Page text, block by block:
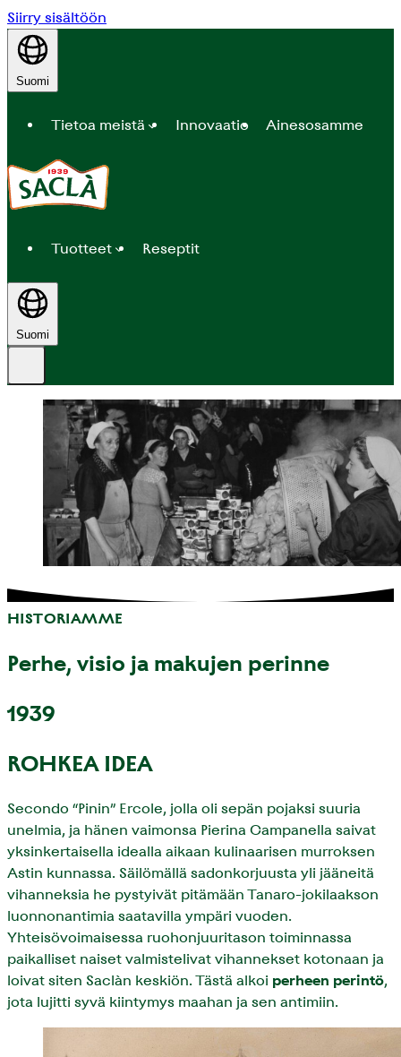
Siirry sisältöön
Suomi
Tietoa meistä Innovaatio Ainesosamme
Tuotteet Reseptit
Suomi
HISTORIAMME
Perhe, visio ja makujen perinne
1939
ROHKEA IDEA
Secondo “Pinin” Ercole, jolla oli sepän pojaksi suuria
unelmia, ja hänen vaimonsa Pierina Campanella saivat
yksinkertaisella idealla aikaan kulinaarisen murroksen
Astin kunnassa. Säilömällä sadonkorjuusta yli jääneitä
vihanneksia he pystyivät pitämään Tanaro-jokilaakson
luonnonantimia saatavilla ympäri vuoden.
Yhteisövoimaisessa ruohonjuuritason toiminnassa
paikalliset naiset valmistelivat vihannekset kotonaan ja
loivat siten Saclàn keskiön. Tästä alkoi perheen perintö,
jota lujitti syvä kiintymys maahan ja sen antimiin.